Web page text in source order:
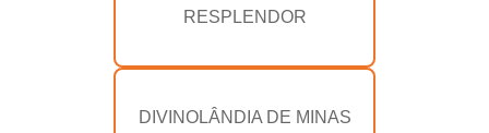
RESPLENDOR
DIVINOLÂNDIA DE MINAS